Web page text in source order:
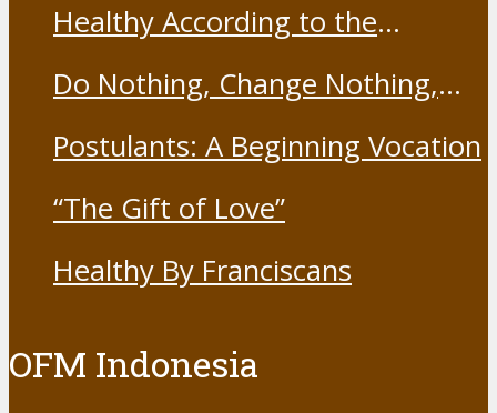
19 Vaccine
Healthy According to the
Do Nothing, Change Nothing,
Postulants: A Beginning Vocation
“The Gift of Love”
Healthy By Franciscans
OFM Indonesia